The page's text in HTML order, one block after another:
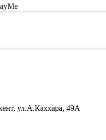
ул.А.Каххара, 49А